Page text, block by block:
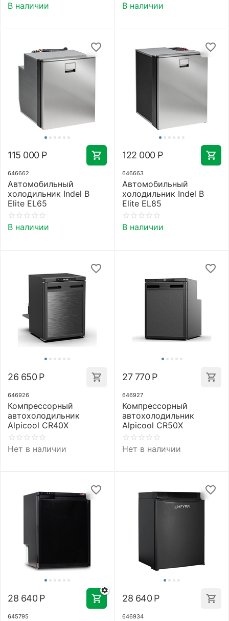
В наличии В наличии
115 000 Р
646662
Автомобильный
холодильник Indel B
Elite EL65
В наличии
122 000 Р
646663
Автомобильный
холодильник Indel B
Elite EL85
В наличии
26 650 Р
646926
Компрессорный
автохолодильник
Alpicool CR40X
Нет в наличии
27 770 Р
646927
Компрессорный
автохолодильник
Alpicool CR50X
Нет в наличии
28 640 Р
645795
28 640 Р
646934